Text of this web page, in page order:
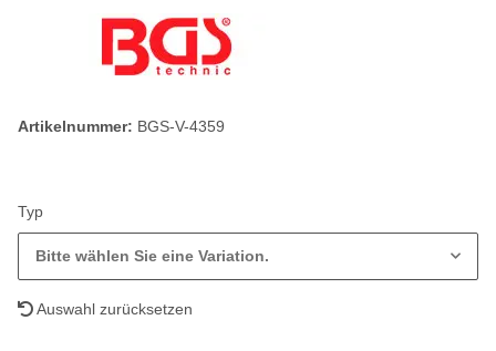
Artikelnummer: BGS-V-4359
Typ
Bitte wählen Sie eine Variation.
Auswahl zurücksetzen